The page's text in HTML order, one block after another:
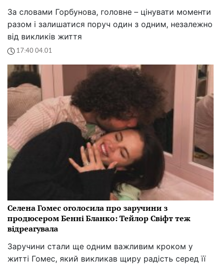
За словами Горбунова, головне – цінувати моменти
разом і залишатися поруч один з одним, незалежно
від викликів життя
17:40 04.01
Селена Гомес оголосила про заручини з
продюсером Бенні Бланко: Тейлор Свіфт теж
відреагувала
Заручини стали ще одним важливим кроком у
житті Гомес, який викликав щиру радість серед її